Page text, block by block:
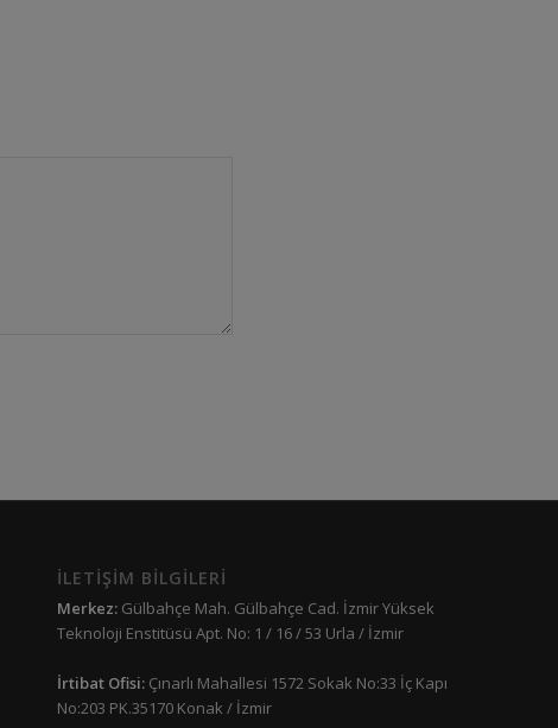
İLETİŞİM BİLGİLERİ
Merkez: Gülbahçe Mah. Gülbahçe Cad. İzmir Yüksek
Teknoloji Enstitüsü Apt. No: 1 / 16 / 53 Urla / İzmir
İrtibat Ofisi: Çınarlı Mahallesi 1572 Sokak No:33 İç Kapı
No:203 PK.35170 Konak / İzmir